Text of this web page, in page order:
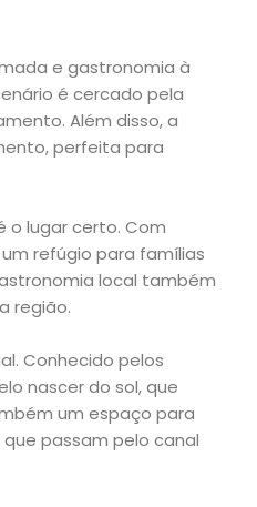
e gastronomia à
é cercado pela
Além disso, a
perfeita para
o lugar certo. Com
refúgio para famílias
local também
região.
Conhecido pelos
nascer do sol, que
um espaço para
passam pelo canal